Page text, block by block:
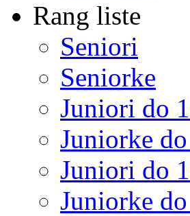
Rang liste
Seniori
Seniorke
Juniori do
Juniorke
Juniori do
Juniorke